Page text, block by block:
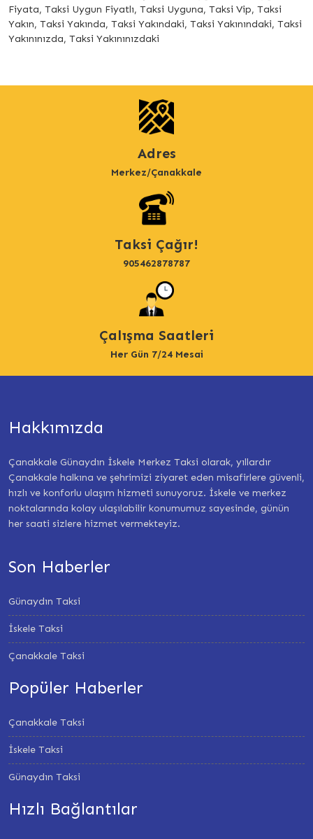
Fiyata, Taksi Uygun Fiyatlı, Taksi Uyguna, Taksi Vip, Taksi
Yakın, Taksi Yakında, Taksi Yakındaki, Taksi Yakınındaki, Taksi
Yakınınızda, Taksi Yakınınızdaki
Adres
Merkez/Çanakkale
Taksi Çağır!
905462878787
Çalışma Saatleri
Her Gün 7/24 Mesai
Hakkımızda
Çanakkale Günaydın İskele Merkez Taksi olarak, yıllardır
Çanakkale halkına ve şehrimizi ziyaret eden misafirlere güvenli,
hızlı ve konforlu ulaşım hizmeti sunuyoruz. İskele ve merkez
noktalarında kolay ulaşılabilir konumumuz sayesinde, günün
her saati sizlere hizmet vermekteyiz.
Son Haberler
Günaydın Taksi
İskele Taksi
Çanakkale Taksi
Popüler Haberler
Çanakkale Taksi
İskele Taksi
Günaydın Taksi
Hızlı Bağlantılar